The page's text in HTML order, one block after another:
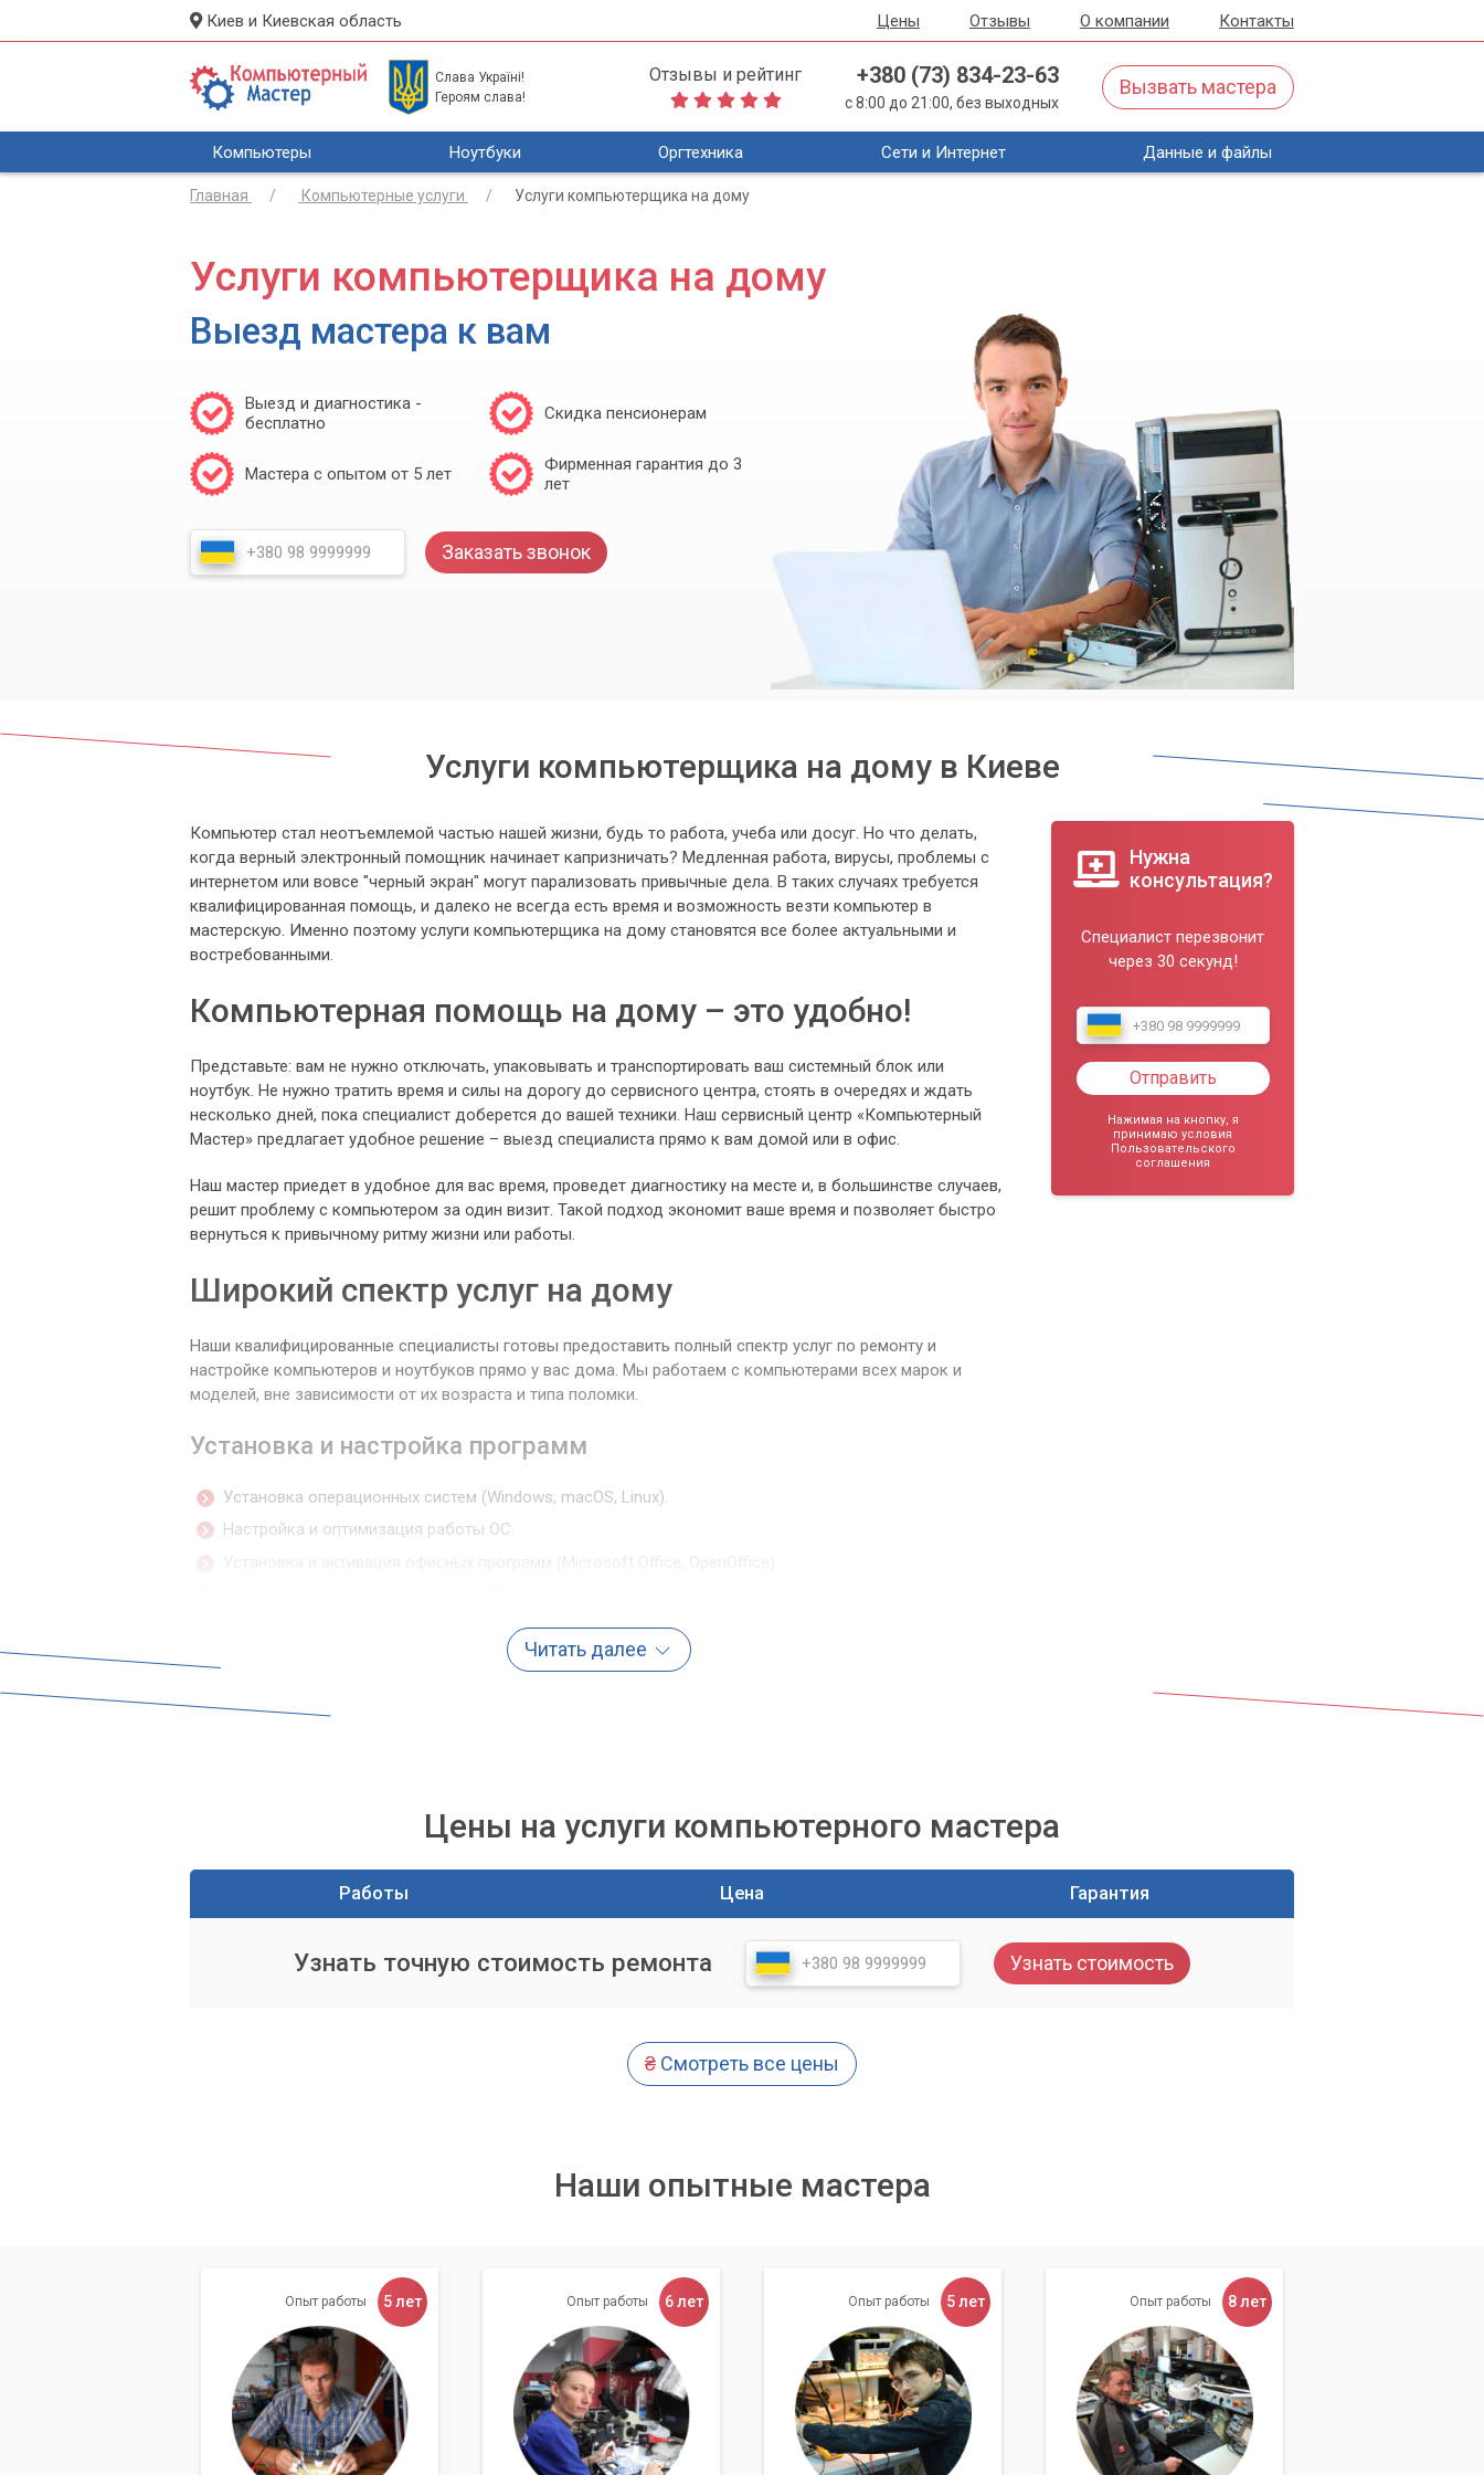
Киев и Киевская область Цены Отзывы О компании Контакты
Слава Україні!
Героям слава!
Отзывы и рейтинг +380 (73) 834-23-63
с 8:00 до 21:00, без выходных
Вызвать мастера
Компьютеры Ноутбуки Оргтехника Сети и Интернет Данные и файлы
Главная Компьютерные услуги Услуги компьютерщика на дому
Услуги компьютерщика на дому
Выезд мастера к вам
Выезд и диагностика -
бесплатно
Скидка пенсионерам
Мастера с опытом от 5 лет
Фирменная гарантия до 3
лет
Заказать звонок
Услуги компьютерщика на дому в Киеве
Компьютер стал неотъемлемой частью нашей жизни, будь то работа, учеба или досуг. Но что делать,
когда верный электронный помощник начинает капризничать? Медленная работа, вирусы, проблемы с
интернетом или вовсе "черный экран" могут парализовать привычные дела. В таких случаях требуется
квалифицированная помощь, и далеко не всегда есть время и возможность везти компьютер в
мастерскую. Именно поэтому услуги компьютерщика на дому становятся все более актуальными и
востребованными.
Компьютерная помощь на дому – это удобно!
Представьте: вам не нужно отключать, упаковывать и транспортировать ваш системный блок или
ноутбук. Не нужно тратить время и силы на дорогу до сервисного центра, стоять в очередях и ждать
несколько дней, пока специалист доберется до вашей техники. Наш сервисный центр «Компьютерный
Мастер» предлагает удобное решение – выезд специалиста прямо к вам домой или в офис.
Наш мастер приедет в удобное для вас время, проведет диагностику на месте и, в большинстве случаев,
решит проблему с компьютером за один визит. Такой подход экономит ваше время и позволяет быстро
вернуться к привычному ритму жизни или работы.
Широкий спектр услуг на дому
Наши квалифицированные специалисты готовы предоставить полный спектр услуг по ремонту и
настройке компьютеров и ноутбуков прямо у вас дома. Мы работаем с компьютерами всех марок и
моделей, вне зависимости от их возраста и типа поломки.
Установка и настройка программ
Установка операционных систем (Windows, macOS, Linux).
Настройка и оптимизация работы ОС.
установка, конфликты программ или вирусы могут сильно замедлить работу системы. Наши мастера
Диагностика и ремонт
Диагностика неполадок компьютера или ноутбука.
Ремонт или замена комплектующих (жесткий диск, оперативная память, блок питания, видеокарта и
Устранение проблем с охлаждением (чистка от пыли, замена термопасты).
Помимо ремонта и настройки самого компьютера, мы также помогаем с подключением и настройкой
различного периферийного оборудования. Если у вас возникли трудности с принтером, сканером, веб-
камерой или другим устройством, наш мастер грамотно его подключит и настроит работу.
Также мы оказываем помощь в настройке локальной сети, Wi-Fi роутера и устранении проблем с
доступом в Интернет.
Читать далее
Нужна
консультация?
Специалист перезвонит
через 30 секунд!
Отправить
Нажимая на кнопку, я
принимаю условия
Пользовательского
соглашения
Цены на услуги компьютерного мастера
Работы Цена Гарантия
Узнать точную стоимость ремонта Узнать стоимость
₴ Смотреть все цены
Наши опытные мастера
Опыт работы 5 лет Опыт работы 6 лет Опыт работы 5 лет Опыт работы 8 лет